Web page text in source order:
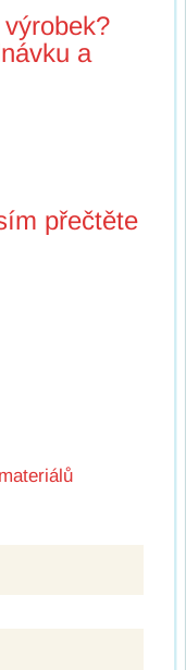
a
přečtěte